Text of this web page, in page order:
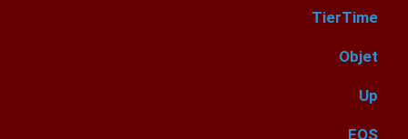
TierTime
Objet
Up